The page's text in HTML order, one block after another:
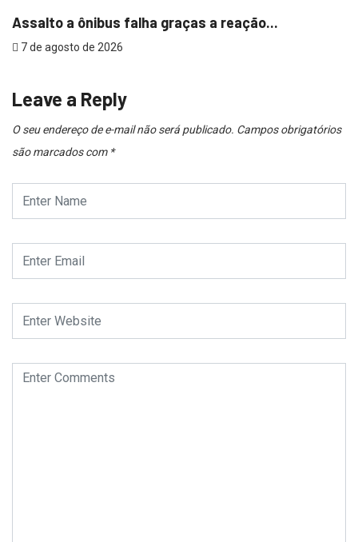
Assalto a ônibus falha graças a reação...
7 de agosto de 2026
Leave a Reply
O seu endereço de e-mail não será publicado. Campos obrigatórios
são marcados com *